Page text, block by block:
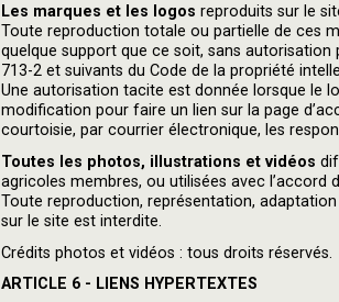
Les marques et les logos reproduits sur le
Toute reproduction totale ou partielle de ces
quelque support que ce soit, sans
713-2 et suivants du Code de la propriété
Une autorisation tacite est donnée lorsque le
modification pour faire un lien sur la page
courtoisie, par courrier électronique, les
Toutes les photos, illustrations et vidéos
agricoles membres, ou utilisées avec l’accord
Toute reproduction, représentation,
sur le site est interdite.
Crédits photos et vidéos : tous droits réservés.
ARTICLE 6 - LIENS HYPERTEXTES